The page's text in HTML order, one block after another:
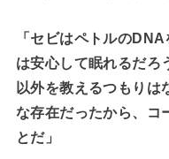
「セビはペトルの
は安心して眠れるだろ
以外を教えるつもりは
な存在だったから、コ
とだ」